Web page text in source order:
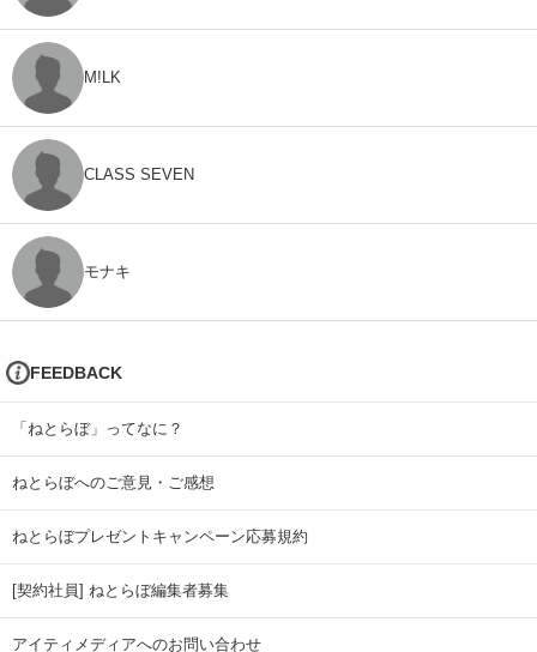
M!LK
CLASS SEVEN
モナキ
FEEDBACK
「ねとらぼ」ってなに？
ねとらぼへのご意見・ご感想
ねとらぼプレゼントキャンペーン応募規約
[契約社員] ねとらぼ編集者募集
アイティメディアへのお問い合わせ